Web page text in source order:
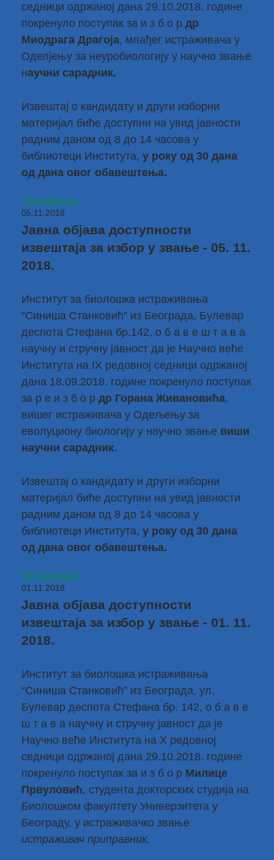
седници одржаној дана 29.10.2018. године
покренуло поступак за и з б о р др
Миодрага Драгоја, млађег истраживача у
Оделјењу за неуробиологију у научно звање
научни сарадник.
Извештај о кандидату и други изборни
материјал биће доступни на увид јавности
радним даном од 8 до 14 часова у
библиотеци Института, у року од 30 дана
од дана овог обавештења.
Опширније...
05.11.2018
Јавна објава доступности
извештаја за избор у звање - 05. 11.
2018.
Институт за биолошка истраживања
“Синиша Станковић” из Београда, Булевар
деспота Стефана бр.142, о б а в е ш т а в а
научну и стручну јавност да је Научно веће
Института на IX редовној седници одржаној
дана 18.09.2018. године покренуло поступак
за р е и з б о р др Горана Живановића,
вишег истраживача у Одељењу за
еволуциону биологију у научно звање виши
научни сарадник.
Извештај о кандидату и други изборни
материјал биће доступни на увид јавности
радним даном од 8 до 14 часова у
библиотеци Института, у року од 30 дана
од дана овог обавештења.
Опширније...
01.11.2018
Јавна објава доступности
извештаја за избор у звање - 01. 11.
2018.
Институт за биолошка истраживања
“Синиша Станковић” из Београда, ул.
Булевар деспота Стефана бр. 142, о б а в е
ш т а в а научну и стручну јавност да је
Научно веће Института на X редовној
седници одржаној дана 29.10.2018. године
покренуло поступак за и з б о р Милице
Првуловић, студента докторских студија на
Биолошком факултету Универзитета у
Београду, у истраживачко звање
истраживач приправник.